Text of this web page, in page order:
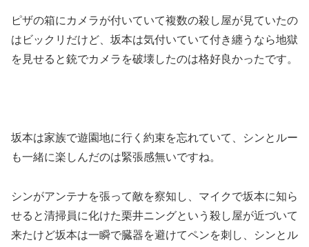
ピザの箱にカメラが付いていて複数の殺し屋が見ていたの
はビックリだけど、坂本は気付いていて付き纏うなら地獄
を見せると銃でカメラを破壊したのは格好良かったです。
坂本は家族で遊園地に行く約束を忘れていて、シンとルー
も一緒に楽しんだのは緊張感無いですね。
シンがアンテナを張って敵を察知し、マイクで坂本に知ら
せると清掃員に化けた栗井ニングという殺し屋が近づいて
来たけど坂本は一瞬で臓器を避けてペンを刺し、シンとル